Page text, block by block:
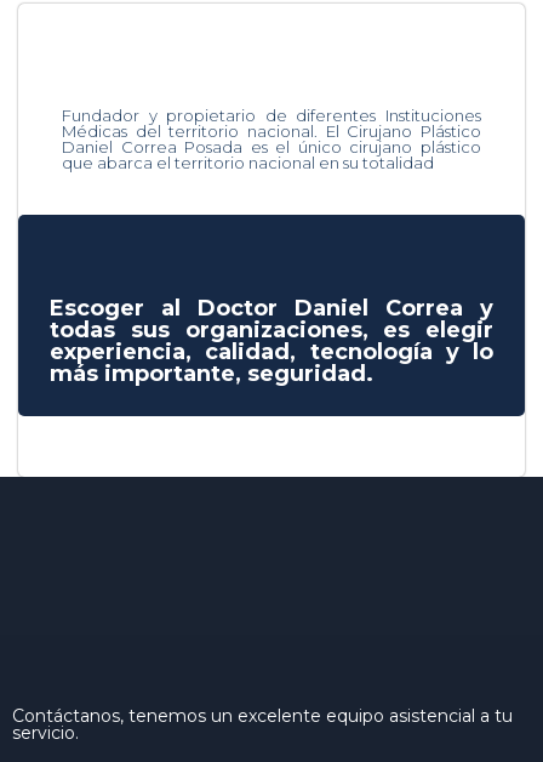
Fundador y propietario de diferentes Instituciones
Médicas del territorio nacional. El Cirujano Plástico
Daniel Correa Posada es el único cirujano plástico
que abarca el territorio nacional en su totalidad
Escoger al Doctor Daniel Correa y
todas sus organizaciones, es elegir
experiencia, calidad, tecnología y lo
más importante, seguridad.
Contáctanos, tenemos un excelente equipo asistencial a tu
servicio.